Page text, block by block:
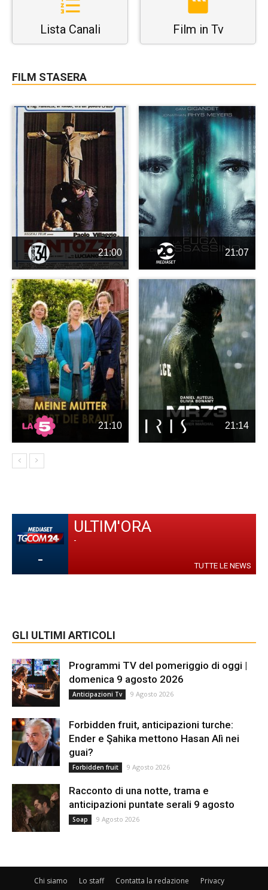
Lista Canali Film in Tv
FILM STASERA
21:00 21:07
21:10 21:14
-
ULTIM'ORA
-
TUTTE LE NEWS
GLI ULTIMI ARTICOLI
Programmi TV del pomeriggio di oggi |
domenica 9 agosto 2026
Anticipazioni Tv 9 Agosto 2026
Forbidden fruit, anticipazioni turche:
Ender e Şahika mettono Hasan Alì nei
guai?
Forbidden fruit 9 Agosto 2026
Racconto di una notte, trama e
anticipazioni puntate serali 9 agosto
Soap 9 Agosto 2026
Chi siamo Lo staff Contatta la redazione
Privacy